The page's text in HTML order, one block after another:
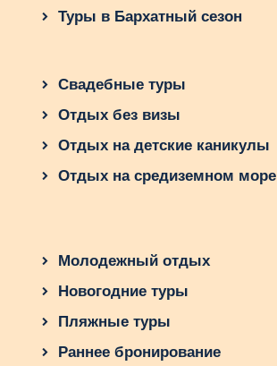
Туры в Бархатный сезон
Свадебные туры
Отдых без визы
Отдых на детские каникулы
Отдых на средиземном море
Молодежный отдых
Новогодние туры
Пляжные туры
Раннее бронирование